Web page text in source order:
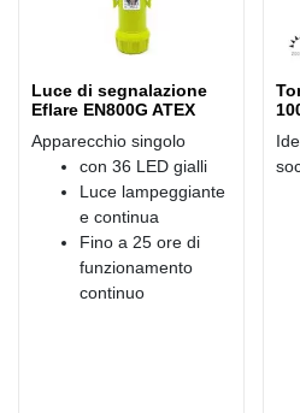
Luce di segnalazione
Eflare EN800G ATEX
Apparecchio singolo
con 36 LED gialli
Luce lampeggiante
e continua
Fino a 25 ore di
funzionamento
continuo